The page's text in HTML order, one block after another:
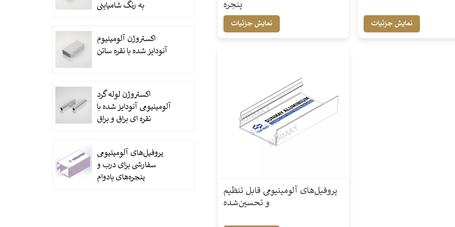
پنجره
نمایش جزئیات نمایش جزئیات
پروفیل‌های آلومینیومی قابل تنظیم
و تحسین‌شده
به رنگ شامپاینی
اکستروژن آلومینیوم
آنودایز شده با نقره ساتن
اکستروژن لوله گرد
آلومینیومی آنودایز شده با
نقره ای براق و براق
پروفیل‌های آلومینیومی
سفارشی برای درب و
پنجره‌های بادوام